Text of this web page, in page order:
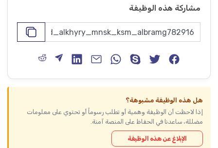
مشاركة هذه الوظيفة
هل هذه الوظيفة مشبوهة؟
إذا لاحظت أن الوظيفة وهمية أو تطلب رسوماً أو تحتوي على معلومات
مضللة، ساعدنا في الحفاظ على المنصة آمنة.
الإبلاغ عن هذه الوظيفة